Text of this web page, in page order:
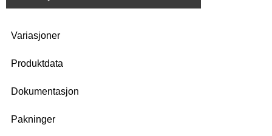
Variasjoner
Produktdata
Dokumentasjon
Pakninger